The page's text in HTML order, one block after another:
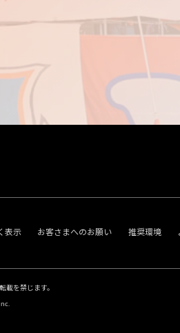
表示 お客さまへのお願い 推奨環境
載を禁じます。